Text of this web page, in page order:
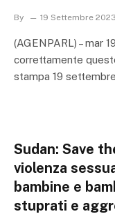
By 19 Settembre 2023
(AGENPARL) – mar
correttamente
stampa 19
Sudan: Save
violenza
bambine e
stuprati e